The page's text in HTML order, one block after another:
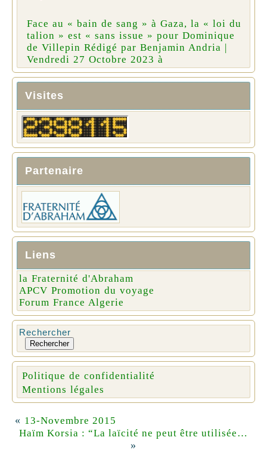
Face au « bain de sang » à Gaza, la « loi du
talion » est « sans issue » pour Dominique
de Villepin Rédigé par Benjamin Andria |
Vendredi 27 Octobre 2023 à
Visites
Partenaire
Liens
la Fraternité d'Abraham
APCV Promotion du voyage
Forum France Algerie
Rechercher
Rechercher
Politique de confidentialité
Mentions légales
« 13-Novembre 2015
Haïm Korsia : “La laïcité ne peut être utilisée…
»